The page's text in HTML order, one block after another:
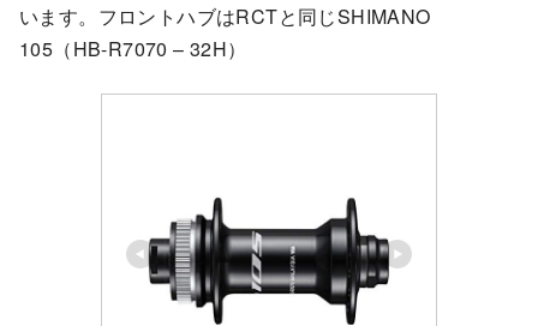
います。フロントハブはRCTと同じSHIMANO
105（HB-R7070 – 32H）